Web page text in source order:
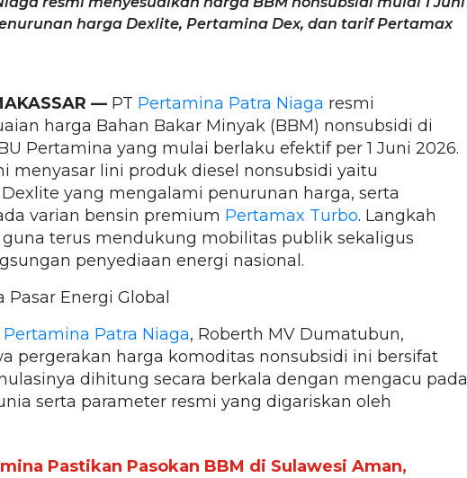
harga Dexlite, Pertamina Dex, dan tarif Pertamax
— PT Pertamina Patra Niaga resmi
harga Bahan Bakar Minyak (BBM) nonsubsidi di
Pertamina yang mulai berlaku efektif per 1 Juni 2026.
menyasar lini produk diesel nonsubsidi yaitu
yang mengalami penurunan harga, serta
varian bensin premium Pertamax Turbo. Langkah
terus mendukung mobilitas publik sekaligus
penyediaan energi nasional.
Energi Global
Pertamina Patra Niaga, Roberth MV Dumatubun,
pergerakan harga komoditas nonsubsidi ini bersifat
dihitung secara berkala dengan mengacu pada
serta parameter resmi yang digariskan oleh
Pastikan Pasokan BBM di Sulawesi Aman,